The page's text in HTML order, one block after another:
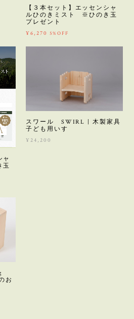
【３本セット】エッセンシャ
ルひのきミスト ※ひのき玉
プレゼント
¥6,270 5%OFF
ャ
スワール SWIRL | 木製家具
子ども用いす
¥24,200
お